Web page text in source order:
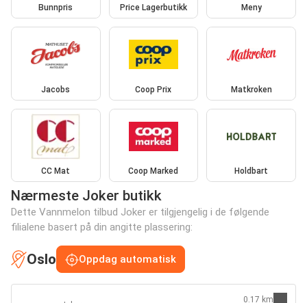
Bunnpris Price Lagerbutikk Meny
Jacobs Coop Prix Matkroken
CC Mat Coop Marked Holdbart
Nærmeste Joker butikk
Dette Vannmelon tilbud Joker er tilgjengelig i de følgende
filialene basert på din angitte plassering:
Oslo Oppdag automatisk
0.17 km